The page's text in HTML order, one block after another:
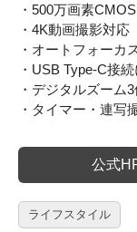
・500万画素
・4K動画撮影対応
・オートフォーカ
・USB Type-C接
・デジタルズーム
・タイマー・連写
公式
ライフスタイル